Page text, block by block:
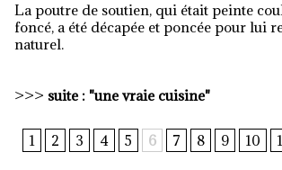
La poutre de soutien, qui était peinte
foncé, a été décapée et poncée pour lui
naturel.
>>> suite : "une vraie cuisine"
1 2 3 4 5 6 7 8 9 10